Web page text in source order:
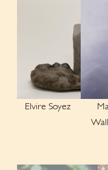
Elvire Soyez